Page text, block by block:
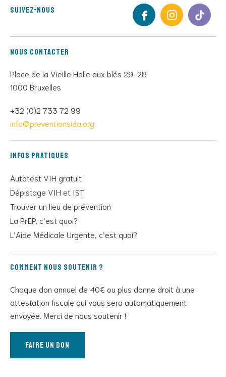
Suivez-nous
Nous contacter
Place de la Vieille Halle aux blés 29-28
1000 Bruxelles
+32 (0)2 733 72 99
info@preventionsida.org
Infos pratiques
Autotest VIH gratuit
Dépistage VIH et IST
Trouver un lieu de prévention
La PrEP, c’est quoi?
L’Aide Médicale Urgente, c’est quoi?
Comment nous soutenir ?
Chaque don annuel de 40€ ou plus donne droit à une
attestation fiscale qui vous sera automatiquement
envoyée. Merci de nous soutenir !
Faire un don